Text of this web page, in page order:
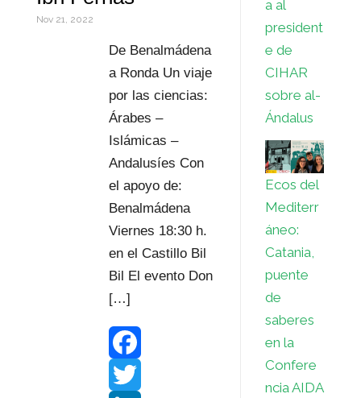
s
t
r
Nov 21, 2022
De Benalmádena
a Ronda Un viaje
por las ciencias:
Árabes –
Islámicas –
Andalusíes Con
el apoyo de:
Benalmádena
Viernes 18:30 h.
en el Castillo Bil
Bil El evento Don
[…]
F
a al
president
e de
CIHAR
sobre al-
Ándalus
Ecos del
Mediterr
áneo:
Catania,
puente
de
saberes
en la
Confere
ncia AIDA